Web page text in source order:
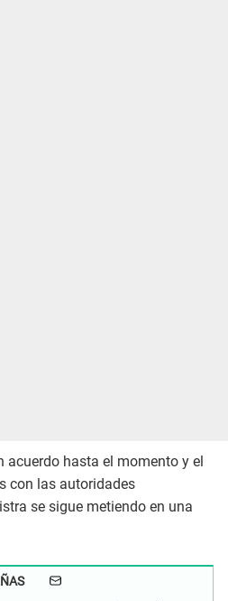
acuerdo hasta el momento y el
con las autoridades
se sigue metiendo en una